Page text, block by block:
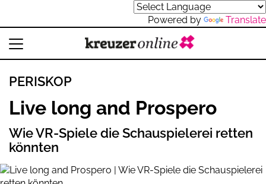
Powered by Translate
PERISKOP
Live long and Prospero
Wie VR-Spiele die Schauspielerei retten
könnten